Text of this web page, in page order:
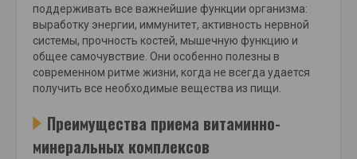
поддерживать все важнейшие функции организма:
выработку энергии, иммунитет, активность нервной
системы, прочность костей, мышечную функцию и
общее самочувствие. Они особенно полезны в
современном ритме жизни, когда не всегда удается
получить все необходимые вещества из пищи.
Преимущества приема витаминно-
минеральных комплексов